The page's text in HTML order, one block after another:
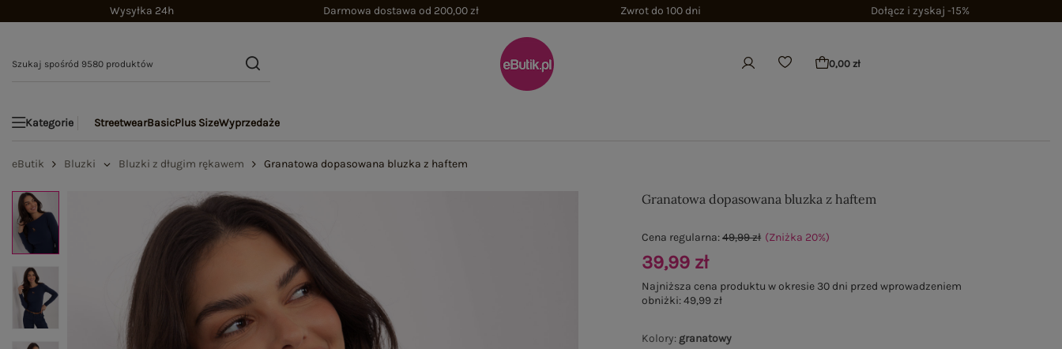
Wysyłka 24h Darmowa dostawa od 200,00 zł Zwrot do 100 dni Dołącz i zyskaj -15%
0,00 zł
Kategorie StreetwearBasicPlus SizeWyprzedaże
eButik Bluzki Bluzki z długim rękawem Granatowa dopasowana bluzka z haftem
Granatowa dopasowana bluzka z haftem
Kolory: granatowy
Cena regularna:49,99 zł (Zniżka 20%)
39,99 zł
Najniższa cena produktu w okresie 30 dni przed wprowadzeniem
obniżki:49,99 zł